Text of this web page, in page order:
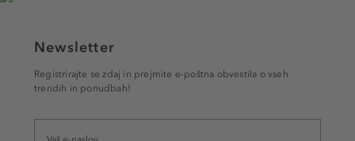
Newsletter
Registrirajte se zdaj in prejmite e-poštna obvestila o vseh
trendih in ponudbah!